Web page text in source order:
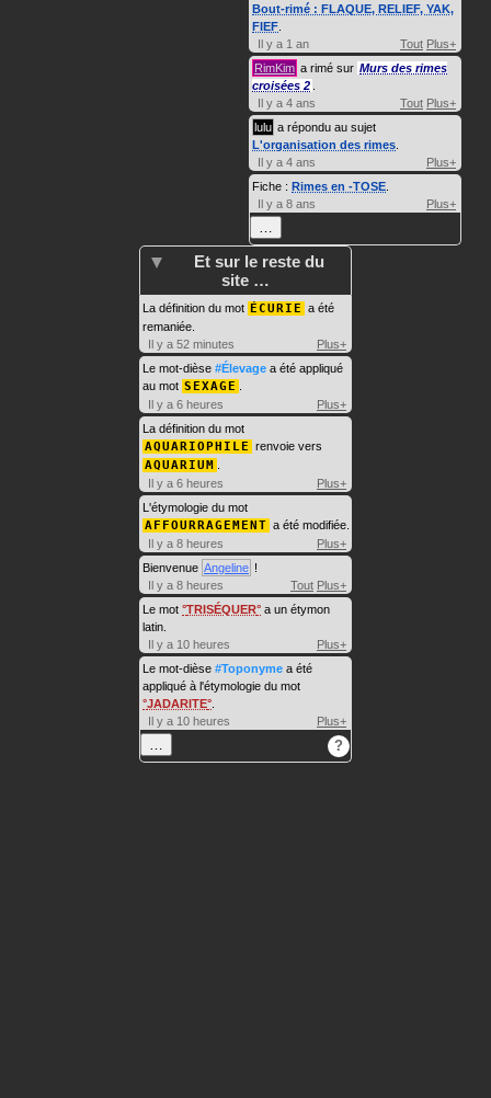
Bout-rimé : FLAQUE, RELIEF, YAK,
FIEF.
Il y a 1 an
Tout Plus+
RimKim a rimé sur Murs des rimes
croisées 2 .
Il y a 4 ans
Tout Plus+
lulu a répondu au sujet
L'organisation des rimes.
Il y a 4 ans
Plus+
Fiche : Rimes en -TOSE.
Il y a 8 ans
Plus+
…
Et sur le reste du
site …
La définition du mot ÉCURIE a été
remaniée.
Il y a 52 minutes
Plus+
Le mot-dièse #Élevage a été appliqué
au mot SEXAGE .
Il y a 6 heures
Plus+
La définition du mot
AQUARIOPHILE renvoie vers
AQUARIUM .
Il y a 6 heures
Plus+
L'étymologie du mot
AFFOURRAGEMENT a été modifiée.
Il y a 8 heures
Plus+
Bienvenue Angeline !
Il y a 8 heures
Tout Plus+
Le mot TRISÉQUER a un étymon
latin.
Il y a 10 heures
Plus+
Le mot-dièse #Toponyme a été
appliqué à l'étymologie du mot
JADARITE .
Il y a 10 heures
Plus+
… ?